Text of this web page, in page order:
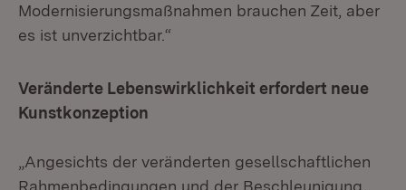
Modernisierungsmaßnahmen brauchen Zeit, aber
es ist unverzichtbar.“
Veränderte Lebenswirklichkeit erfordert neue
Kunstkonzeption
„Angesichts der veränderten gesellschaftlichen
Rahmenbedingungen und der Beschleunigung,